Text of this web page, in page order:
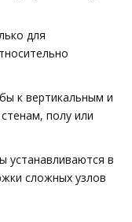
для
к вертикальным и
полу или
устанавливаются в
сложных узлов